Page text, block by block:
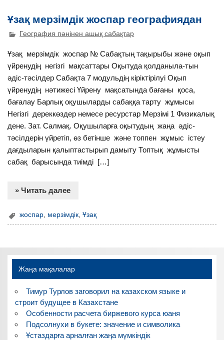
Ұзақ мерзімдік жоспар географиядан
География пәнінен ашық сабақтар
Ұзақ мерзімдік жоспар № Сабақтың тақырыбы және оқып
үйренудің негізгі мақсаттары Оқытуда қолданыла-тын
әдіс-тәсілдер Сабақта 7 модульдің кіріктірілуі Оқып
үйренудің нәтижесі Үйрену мақсатында бағаны қоса,
бағалау Барлық оқушыларды сабаққа тарту жұмысы
Негізгі дереккөздер немесе ресурстар Мерзімі 1 Физикалық
дене. Зат. Салмақ. Оқушыларға оқытудың жаңа әдіс-
тәсілдерін үйретіп, өз бетінше және топпен жұмыс істеу
дағдыларын қалыптастырып дамыту Топтық жұмысты
сабақ барысында тиімді […]
» Читать далее
жоспар, мерзімдік,Ұзақ
Жаңа мақалалар
Тимур Турлов заговорил на казахском языке и
строит будущее в Казахстане
Особенности расчета биржевого курса юаня
Подсолнухи в букете: значение и символика
Ұстаздарға арналған жаңа мүмкіндік